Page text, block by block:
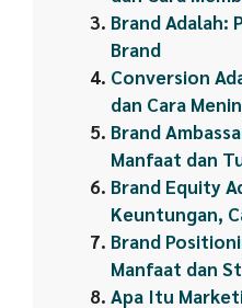
Brand Adalah:
Brand
Conversion
dan Cara
Brand
Manfaat dan
Brand Equity
Keuntungan,
Brand
Manfaat dan
Apa Itu